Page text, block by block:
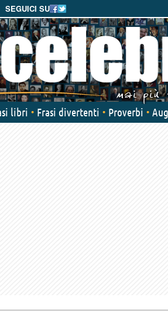
SEGUICI SU
libri Frasi divertenti Proverbi